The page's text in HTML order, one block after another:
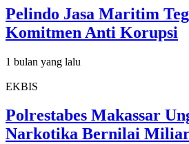
Pelindo Jasa Maritim
Komitmen Anti Korupsi
1 bulan yang lalu
EKBIS
Polrestabes Makassar
Narkotika Bernilai